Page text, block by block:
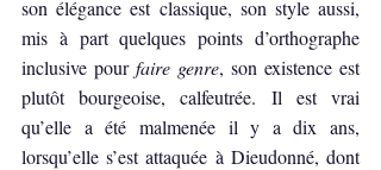
son élégance est classique, son style aussi,
mis à part quelques points d’orthographe
inclusive pour faire genre, son existence est
plutôt bourgeoise, calfeutrée. Il est vrai
qu’elle a été malmenée il y a dix ans,
lorsqu’elle s’est attaquée à Dieudonné, dont